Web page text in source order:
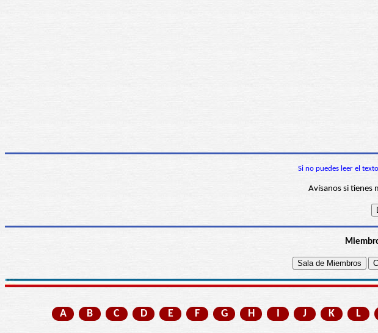
Si no puedes leer el
Avísanos si tienes
A B C D E F G H I J K L